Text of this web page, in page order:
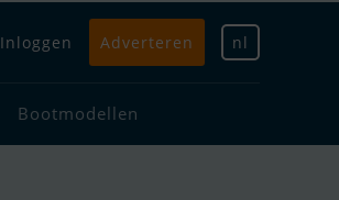
Inloggen Adverteren nl
Bootmodellen